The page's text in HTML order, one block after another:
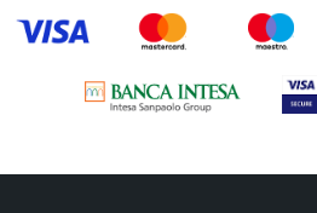
Uncategorized (1)